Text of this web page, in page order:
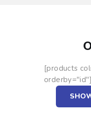
[products
orderby="id"]